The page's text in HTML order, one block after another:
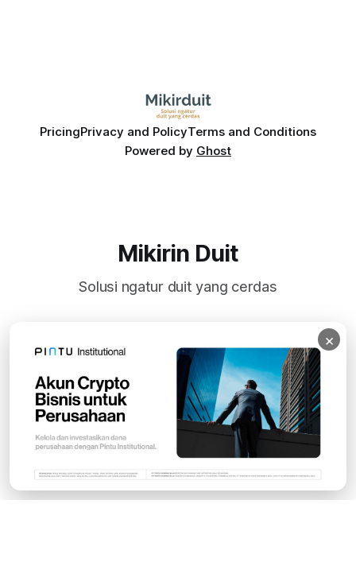
PricingPrivacy and PolicyTerms and Conditions
Powered by Ghost
Mikirin Duit
Solusi ngatur duit yang cerdas
Subscribe
×